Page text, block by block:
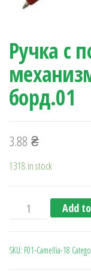
Ручка с
борд.01
3.88 ₴
1318 in stock
Ручка с Add
SKU: F01-Camellia-18